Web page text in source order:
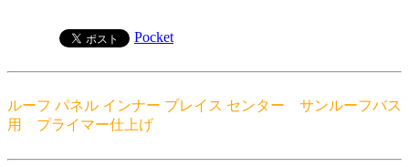
Pocket
ルーフ パネル インナー ブレイス センター サンルーフバス
用 プライマー仕上げ